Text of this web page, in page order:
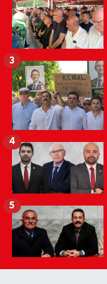
3
4
5